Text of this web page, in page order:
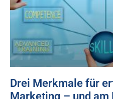
Drei Merkmale für
Marketing – und